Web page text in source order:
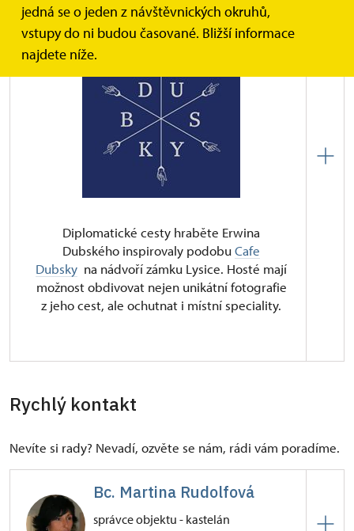
jedná se o jeden z návštěvnických okruhů,
vstupy do ni budou časované. Bližší informace
najdete níže.
Navštivte kavárnu café DUBSKY!
Diplomatické cesty hraběte Erwina
Dubského inspirovaly podobuCafe
Dubsky na nádvoří zámku Lysice. Hosté mají
možnost obdivovat nejen unikátní fotografie
z jeho cest, ale ochutnat i místní speciality.
Rychlý kontakt
Nevíte si rady? Nevadí, ozvěte se nám, rádi vám poradíme.
Bc. Martina Rudolfová
správce objektu - kastelán